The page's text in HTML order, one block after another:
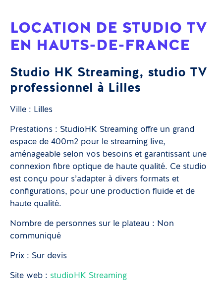
LOCATION DE STUDIO TV
EN HAUTS-DE-FRANCE
Studio HK Streaming, studio TV
professionnel à Lilles
Ville : Lilles
Prestations : StudioHK Streaming offre un grand
espace de 400m2 pour le streaming live,
aménageable selon vos besoins et garantissant une
connexion fibre optique de haute qualité. Ce studio
est conçu pour s’adapter à divers formats et
configurations, pour une production fluide et de
haute qualité.
Nombre de personnes sur le plateau : Non
communiqué
Prix : Sur devis
Site web : studioHK Streaming